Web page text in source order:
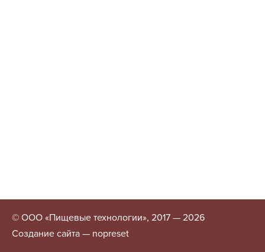
© ООО «Пищевые технологии», 2017 — 2026
Создание сайта — nopreset